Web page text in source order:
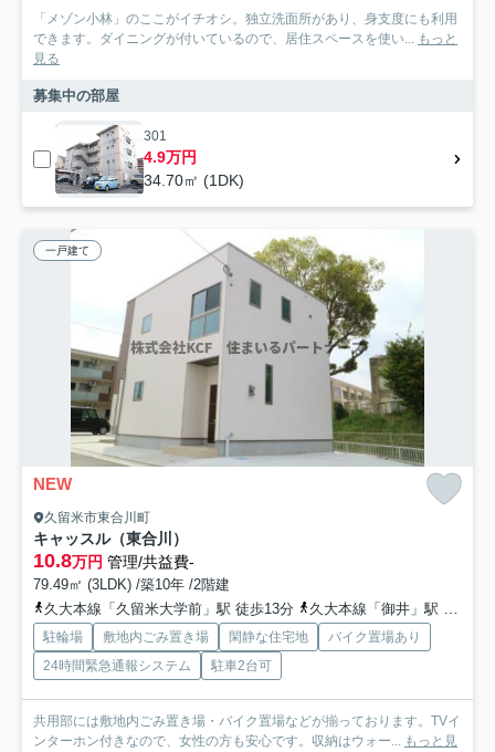
「メゾン小林」のここがイチオシ。独立洗面所があり、身支度にも利用
できます。ダイニングが付いているので、居住スペースを使い... もっと
見る
募集中の部屋
301
4.9万円
34.70㎡ (1DK)
一戸建て
NEW
久留米市東合川町
キャッスル（東合川）
10.8万円 管理/共益費-
79.49㎡ (3LDK) /築10年 /2階建
久大本線「久留米大学前」駅 徒歩13分
久大本線「御井」駅 徒歩30分
駐輪場 敷地内ごみ置き場 閑静な住宅地
バイク置場あり
24時間緊急通報システム
駐車2台可
共用部には敷地内ごみ置き場・バイク置場などが揃っております。TVイ
ンターホン付きなので、女性の方も安心です。収納はウォー... もっと見